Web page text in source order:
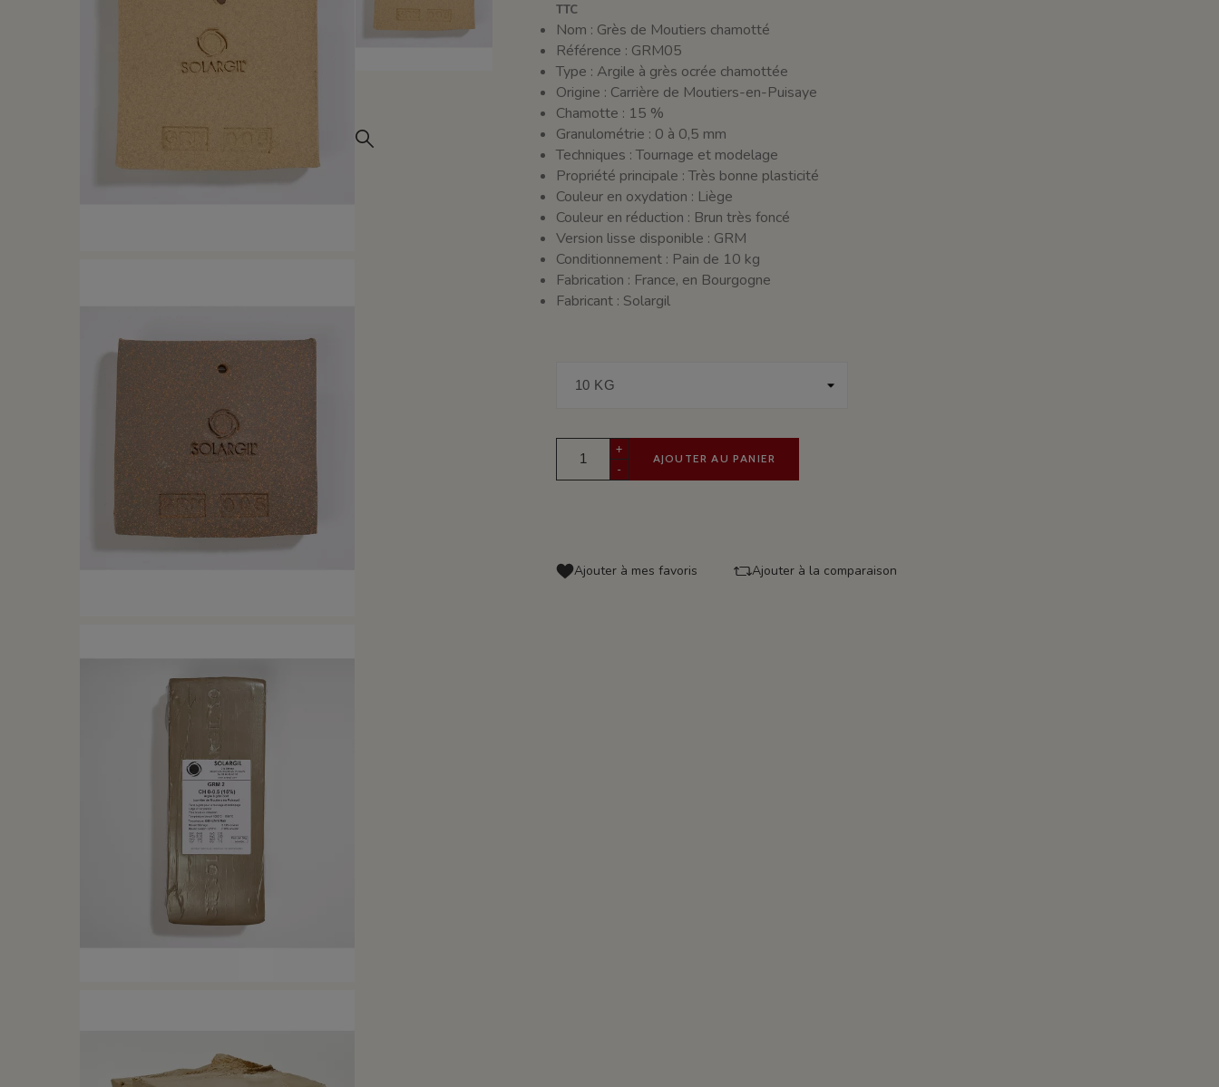
TTC
Nom : Grès de Moutiers chamotté
Référence : GRM05
Type : Argile à grès ocrée chamottée
Origine : Carrière de Moutiers-en-Puisaye
Chamotte : 15 %
Granulométrie : 0 à 0,5 mm
Techniques : Tournage et modelage
Propriété principale : Très bonne plasticité
Couleur en oxydation : Liège
Couleur en réduction : Brun très foncé
Version lisse disponible : GRM
Conditionnement : Pain de 10 kg
Fabrication : France, en Bourgogne
Fabricant : Solargil
+
-
AJOUTER AU PANIER
Ajouter à mes favoris Ajouter à la comparaison